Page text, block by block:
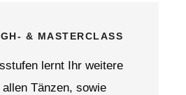
PRIVATSTUNDEN
In einer Privatstunde bestimmte
eigene Vorrankommen.